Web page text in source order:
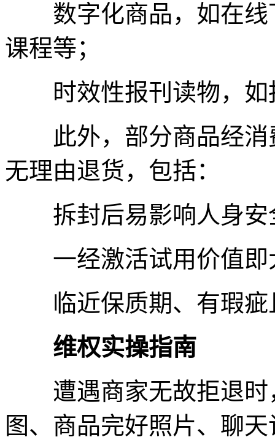
数字化商品，如在线
课程等；
时效性报刊读物，如
此外，部分商品经消
无理由退货，包括：
拆封后易影响人身安
一经激活试用价值即
临近保质期、有瑕疵
维权实操指南
遭遇商家无故拒退时
图、商品完好照片、聊